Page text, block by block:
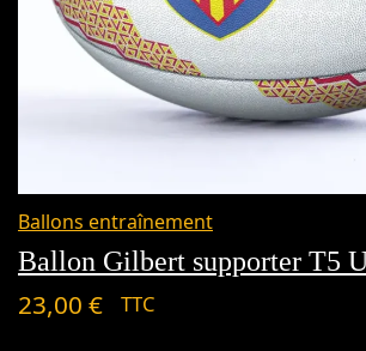
Ballons entraînement
Ballon Gilbert supporter T5
23,00 € TTC